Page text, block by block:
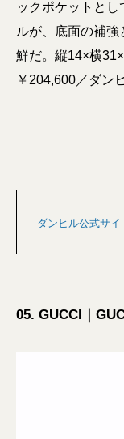
ックポケットと
ルが、底面の補
鮮だ。縦14×横
￥204,600／ダン
ダンヒル公式サイ
05. GUCCI｜